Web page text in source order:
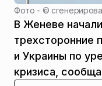
Фото - ©
В Женеве
трехсторонние
и Украины по
кризиса,